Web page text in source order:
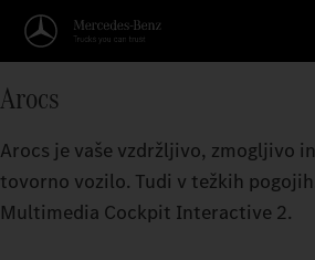
Arocs
Arocs je vaše vzdržljivo, zmogljivo
tovorno vozilo. Tudi v težkih
Multimedia Cockpit Interactive 2.